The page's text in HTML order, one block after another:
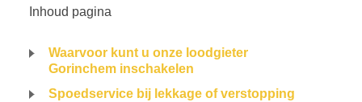
Inhoud pagina
Waarvoor kunt u onze loodgieter
Gorinchem inschakelen
Spoedservice bij lekkage of verstopping